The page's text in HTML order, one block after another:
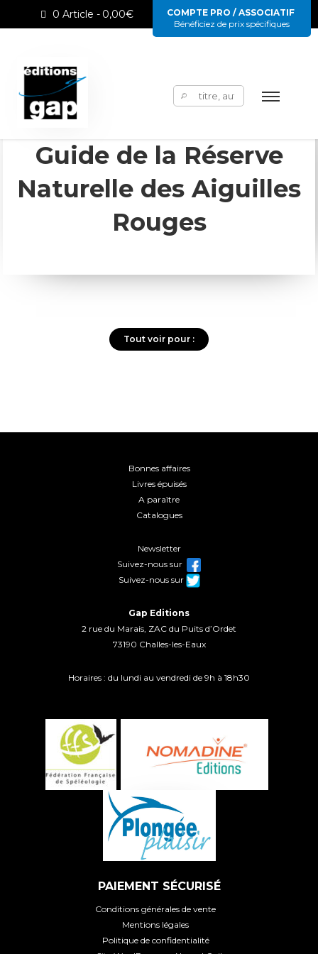
0 Article 0,00€
COMPTE PRO / ASSOCIATIF
Bénéficiez de prix spécifiques
Rechercher :
Guide de la Réserve
Naturelle des Aiguilles
Rouges
Tout voir pour :
Bonnes affaires
Livres épuisés
A paraître
Catalogues
Newsletter
Suivez-nous sur
Suivez-nous sur
Gap Editions
2 rue du Marais, ZAC du Puits d’Ordet
73190 Challes-les-Eaux
Horaires : du lundi au vendredi de 9h à 18h30
PAIEMENT SÉCURISÉ
Conditions générales de vente
Mentions légales
Politique de confidentialité